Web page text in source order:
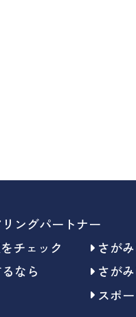
ングパートナー
チェック
さが
なら
さが
スポ